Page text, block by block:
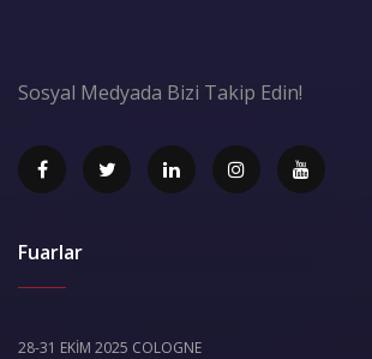
Sosyal Medyada Bizi Takip Edin!
Fuarlar
28-31 EKİM 2025 COLOGNE